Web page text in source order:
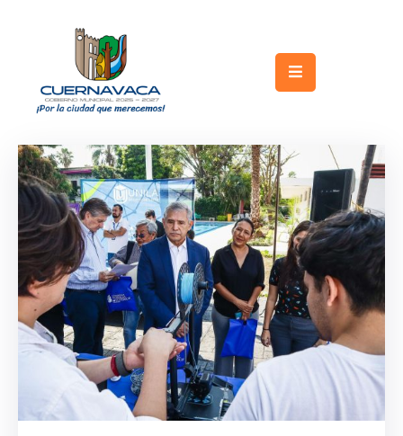
Gobierno
Turismo
Trámites
y
Servicios
Licitaciones
Transparencia
Directorio